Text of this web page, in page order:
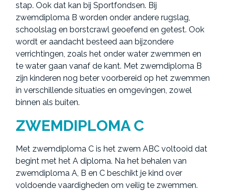
stap. Ook dat kan bij Sportfondsen. Bij
zwemdiploma B worden onder andere rugslag,
schoolslag en borstcrawl geoefend en getest. Ook
wordt er aandacht besteed aan bijzondere
verrichtingen, zoals het onder water zwemmen en
te water gaan vanaf de kant. Met zwemdiploma B
zijn kinderen nog beter voorbereid op het zwemmen
in verschillende situaties en omgevingen, zowel
binnen als buiten.
ZWEMDIPLOMA C
Met zwemdiploma C is het zwem ABC voltooid dat
begint met het A diploma. Na het behalen van
zwemdiploma A, B en C beschikt je kind over
voldoende vaardigheden om veilig te zwemmen.